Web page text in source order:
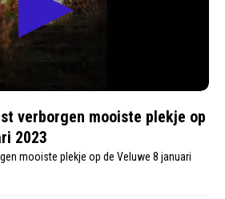
verborgen mooiste plekje op
2023
mooiste plekje op de Veluwe 8 januari